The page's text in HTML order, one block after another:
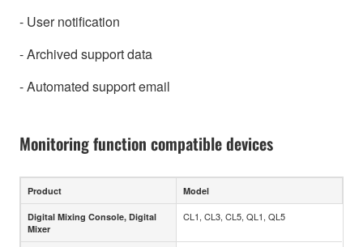
- User notification
- Archived support data
- Automated support email
Monitoring function compatible devices
Product Model
Digital Mixing Console, Digital
Mixer
CL1, CL3, CL5, QL1, QL5